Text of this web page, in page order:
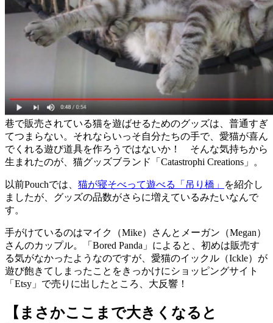
巷で販売されている猫を遊ばせるためのグッズは、普通すぎ
てつまらない。それならいっそ自分たちの手で、愛猫が喜ん
でくれる遊び道具を作ろうではないか！ そんな気持ちから
生まれたのが、猫グッズブランド「Catastrophi Creations」。
以前Pouchでは、 猫が寝そべって遊べる「吊り橋」
を紹介し
ましたが、グッズの品数がさらに増えているみたいなんで
す。
手がけているのはマイク（Mike）さんとメーガン（Megan）
さんのカップル。「Bored Panda」によると、初めは販売す
る気がなかったようなのですが、愛猫のイックル（Ickle）が
遊び飽きてしまったことをきっかけにショッピングサイト
「Etsy」で売りに出したところ、大反響！
【まさかここまで大きくなると